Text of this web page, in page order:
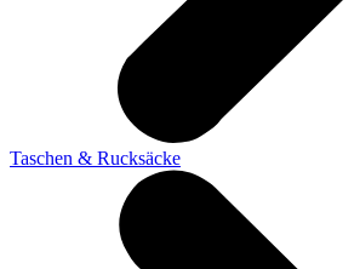
Taschen & Rucksäcke